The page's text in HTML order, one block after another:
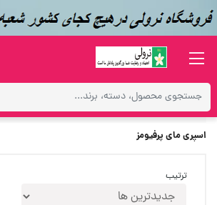
اسپری مای پرفیومز
ترتیب